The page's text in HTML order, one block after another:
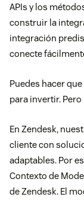
APIs y los
construir la
integración
conecte
Puedes hacer
para invertir.
En Zendesk,
cliente con
adaptables. Por
Contexto de
de Zendesk. El